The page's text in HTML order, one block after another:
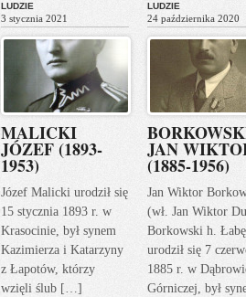
LUDZIE
3 stycznia 2021
MALICKI
JÓZEF (1893-
1953)
Józef Malicki urodził się
15 stycznia 1893 r. w
Krasocinie, był synem
Kazimierza i Katarzyny
z Łapotów, którzy
wzięli ślub […]
LUDZIE
24 października 2020
JAN
(1885-1956)
Jan Wiktor
(wł. Jan Wiktor
Borkowski h.
urodził się 7
1885 r. w
Górniczej, był